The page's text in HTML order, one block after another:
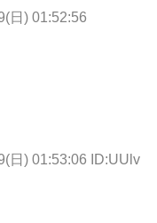
日) 01:52:56
日) 01:53:06 ID:UUlv